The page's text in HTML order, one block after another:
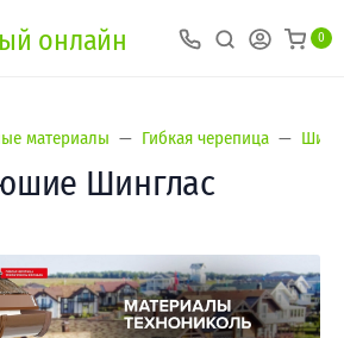
онлайн 0
материалы Гибкая черепица
Шинглас